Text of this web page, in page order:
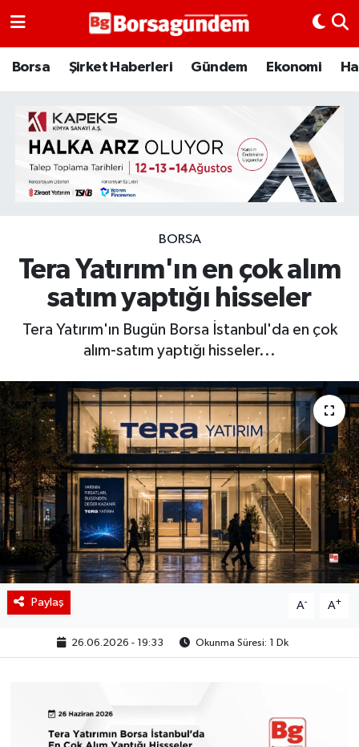
Borsa Şirket Haberleri Gündem Ekonomi
BORSA
Tera Yatırım'ın en çok alım
satım yaptığı hisseler
Tera Yatırım'ın Bugün Borsa İstanbul'da en çok
alım-satım yaptığı hisseler...
Paylaş A- A+
26.06.2026 - 19:33 Okunma Süresi: 1 Dk
Borsa
Emtia
Galeri
Bitcoin
Şirket Haberleri
Borsa Gundem
BIST 100 Isı Haritası
Coin Isı Haritası
Ekonomik Takvim
Kiripto Para Piyasası
Gizlilik Sözleşmesi
Hakkımızda
İletişim